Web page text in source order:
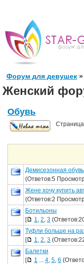
Форум для девушек »
Женский
Обувь
Страница
Демисезонная обувь
(Ответов:5
Жене хочу купить
(Ответов:2
Ботильоны
[
1, 2, 3
Туфли больше на
[
1, 2, 3
Балетки
[
1 ... 4, 5, 6